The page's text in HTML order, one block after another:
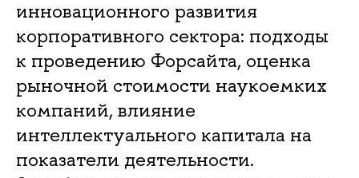
инновационного развития
корпоративного сектора: подходы
к проведению Форсайта, оценка
рыночной стоимости наукоемких
компаний, влияние
интеллектуального капитала на
показатели деятельности.